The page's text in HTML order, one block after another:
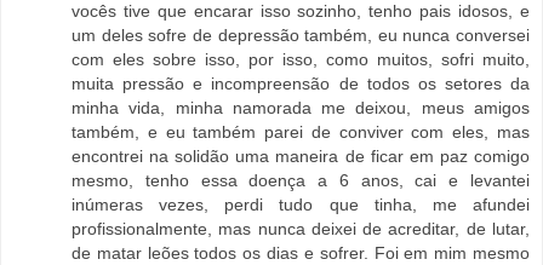
vocês tive que encarar isso sozinho, tenho pais idosos, e
um deles sofre de depressão também, eu nunca conversei
com eles sobre isso, por isso, como muitos, sofri muito,
muita pressão e incompreensão de todos os setores da
minha vida, minha namorada me deixou, meus amigos
também, e eu também parei de conviver com eles, mas
encontrei na solidão uma maneira de ficar em paz comigo
mesmo, tenho essa doença a 6 anos, cai e levantei
inúmeras vezes, perdi tudo que tinha, me afundei
profissionalmente, mas nunca deixei de acreditar, de lutar,
de matar leões todos os dias e sofrer. Foi em mim mesmo